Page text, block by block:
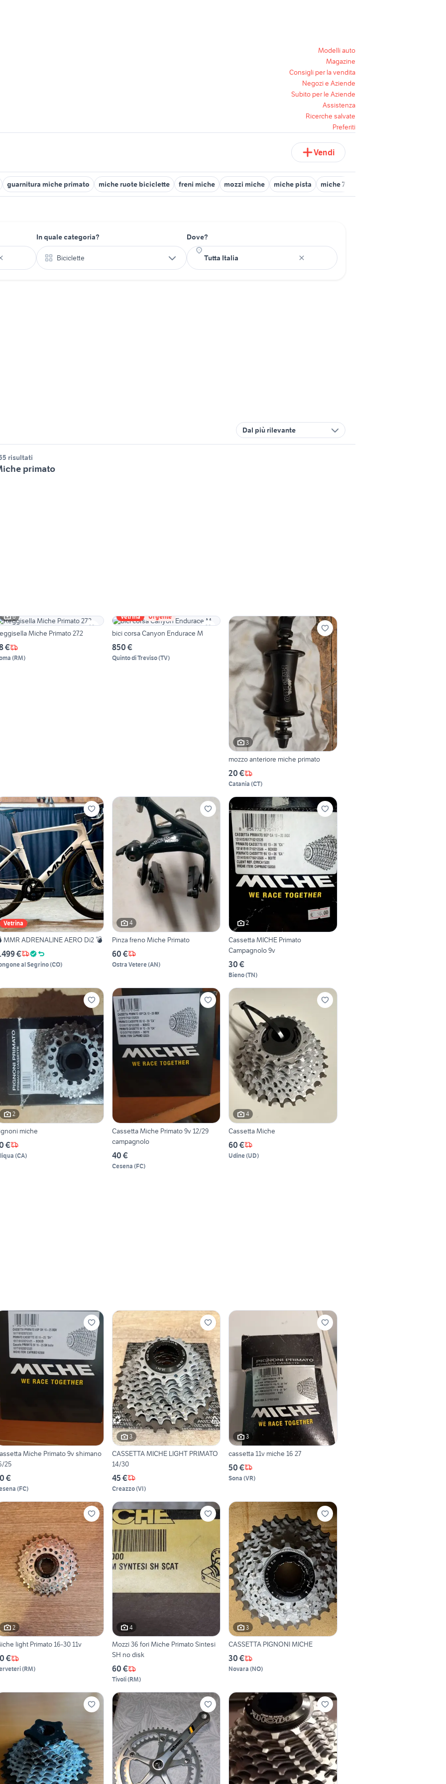
Modelli auto
Magazine
Consigli per la vendita
Negozi e Aziende
Subito per le Aziende
Assistenza
Ricerche salvate
Preferiti
Vendi
guarnitura miche primato miche ruote biciclette freni miche mozzi miche miche pista miche 707
In quale categoria?
Biciclette
Dove?
Dal più rilevante
risultati
primato
6
Miche Primato 27.2
€
(RM)
Vetrina Urgente
bici corsa Canyon Endurace M
850 €
Quinto di Treviso(TV)
3
mozzo anteriore miche primato
20 €
Catania (CT)
Vetrina
MMR ADRENALINE AERO Di2 💣
€
al Segrino(CO)
4
Pinza freno Miche Primato
60 €
Ostra Vetere(AN)
2
Cassetta MICHE Primato
Campagnolo 9v
30 €
Bieno(TN)
2
miche
€
(CA)
Cassetta Miche Primato 9v 12/29
campagnolo
40 €
Cesena (FC)
4
Cassetta Miche
60 €
Udine(UD)
Miche Primato 9v shimano
25
€
(FC)
3
CASSETTA MICHE LIGHT PRIMATO
14/30
45 €
Creazzo(VI)
3
cassetta 11v miche 16 27
50 €
Sona (VR)
2
light Primato 16-30 11v
€
(RM)
4
Mozzi 36 fori Miche Primato Sintesi
SH no disk
60 €
Tivoli(RM)
3
CASSETTA PIGNONI MICHE
30 €
Novara (NO)